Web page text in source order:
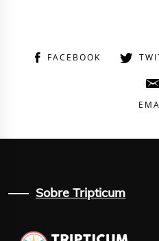
FACEBOOK
Sobre Tripticum